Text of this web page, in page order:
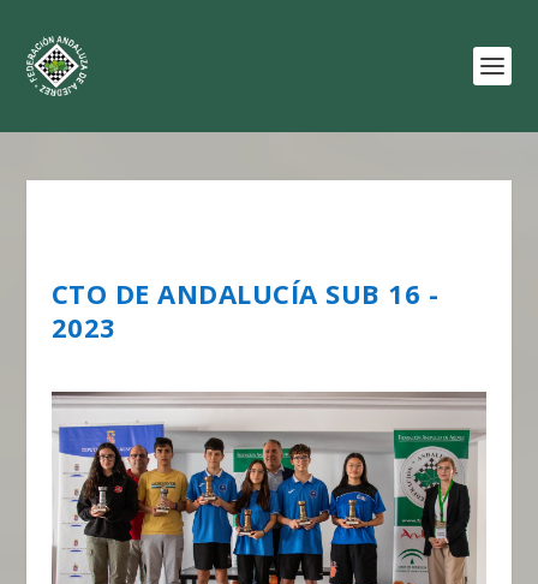
CTO DE ANDALUCÍA SUB 16 -
2023